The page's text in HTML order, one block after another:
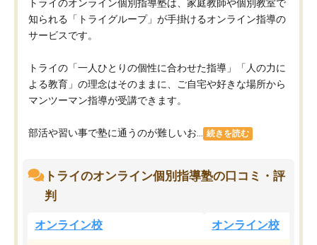
トライのオンライン個別指導塾は、家庭教師や個別教室で
知られる「トライグループ」が手掛けるオンライン指導の
サービスです。
トライの「一人ひとりの個性に合わせた指導」「人の力に
よる教育」の理念はそのままに、ご自宅や好きな場所から
マンツーマン指導が受講できます。
部活や習い事で塾に通うのが難しいお... 続きを読む
トライのオンライン個別指導塾の口コミ・評
判
オンライン校 オンライン校